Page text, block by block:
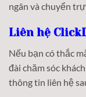
ngân và chuyển
Liên hệ
Nếu bạn có thắc
đài chăm sóc
thông tin liên hệ